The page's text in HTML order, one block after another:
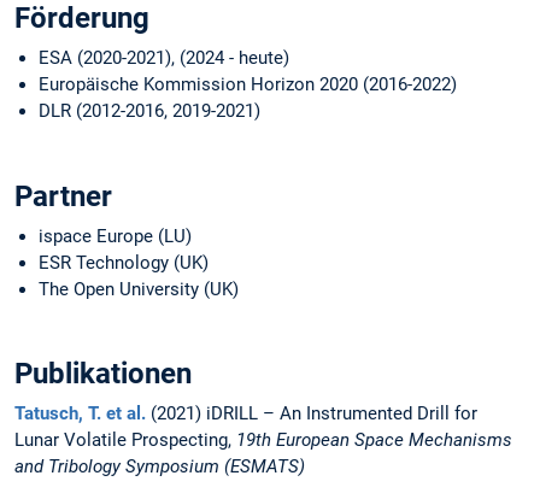
Förderung
ESA (2020-2021), (2024 - heute)
Europäische Kommission Horizon 2020 (2016-2022)
DLR (2012-2016, 2019-2021)
Partner
ispace Europe (LU)
ESR Technology (UK)
The Open University (UK)
Publikationen
Tatusch, T. et al. (2021) iDRILL – An Instrumented Drill for
Lunar Volatile Prospecting, 19th European Space Mechanisms
and Tribology Symposium (ESMATS)